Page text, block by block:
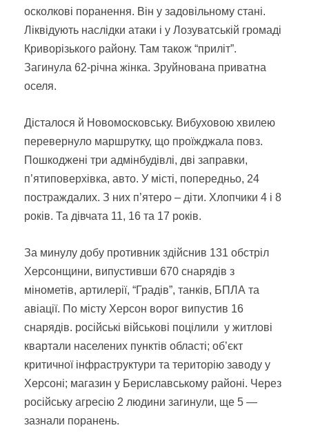
осколкові поранення. Він у задовільному стані.
Ліквідують наслідки атаки і у Лозуватській громаді
Криворізького району. Там також “приліт”.
Загинула 62-річна жінка. Зруйнована приватна
оселя.
Дісталося й Новомосковську. Вибуховою хвилею
перевернуло маршрутку, що проїжджала повз.
Пошкоджені три адмінбудівлі, дві заправки,
п’ятиповерхівка, авто. У місті, попередньо, 24
постраждалих. З них п’ятеро – діти. Хлопчики 4 і 8
років. Та дівчата 11, 16 та 17 років.
За минулу добу противник здійснив 131 обстріл
Херсонщини, випустивши 670 снарядів з
мінометів, артилерії, “Градів”, танків, БПЛА та
авіації. По місту Херсон ворог випустив 16
снарядів. російські військові поцілили у житлові
квартали населених пунктів області; об’єкт
критичної інфраструктури та територію заводу у
Херсоні; магазин у Бериславському районі. Через
російську агресію 2 людини загинули, ще 5 —
зазнали поранень.